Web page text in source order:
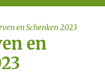
en Schenken 2023
en